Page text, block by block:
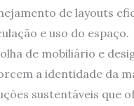
de layouts
e uso do espaço.
de mobiliário e
a identidade da
sustentáveis que